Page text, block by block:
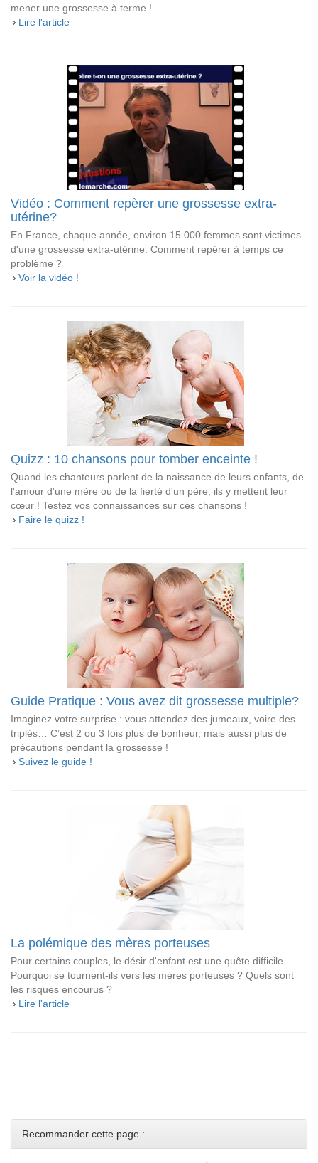
mener une grossesse à terme !
Lire l'article
Vidéo : Comment repèrer une grossesse extra-
utérine?
En France, chaque année, environ 15 000 femmes sont victimes
d'une grossesse extra-utérine. Comment repérer à temps ce
problème ?
Voir la vidéo !
Quizz : 10 chansons pour tomber enceinte !
Quand les chanteurs parlent de la naissance de leurs enfants, de
l'amour d'une mère ou de la fierté d'un père, ils y mettent leur
cœur ! Testez vos connaissances sur ces chansons !
Faire le quizz !
Guide Pratique : Vous avez dit grossesse multiple?
Imaginez votre surprise : vous attendez des jumeaux, voire des
triplés… C’est 2 ou 3 fois plus de bonheur, mais aussi plus de
précautions pendant la grossesse !
Suivez le guide !
La polémique des mères porteuses
Pour certains couples, le désir d'enfant est une quête difficile.
Pourquoi se tournent-ils vers les mères porteuses ? Quels sont
les risques encourus ?
Lire l'article
Recommander cette page :